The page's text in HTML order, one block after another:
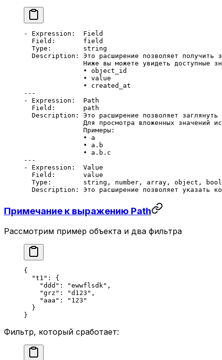
- Expression:  Field
  Field:       field
  Type:        string
Description: Это расширение позволяет получить
Ниже вы можете увидеть доступные
               • object_id
               • value
               • created_at
---
- Expression:  Path
  Field:       path
Description: Это расширение позволяет заглянуть
Для просмотра вложенных значений
               Примеры:
               • a
               • a.b
               • a.b.c
---
- Expression:  Value
  Field:       value
  Type:        string, number, array, object, bool
Description: Это расширение позволяет указать
Примечание к выражению Path
Рассмотрим пример объекта и два фильтра
{
  "t1"
: {
    "ddd"
: "ewwflsdk" ,
    "grz"
: "d123" ,
    "aaa"
:
"123"
  }
}
Фильтр, который сработает: